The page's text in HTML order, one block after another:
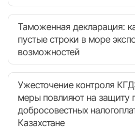
Таможенная декларация:
пустые строки в море
возможностей
Ужесточение контроля
меры повлияют на защиту
добросовестных
Казахстане